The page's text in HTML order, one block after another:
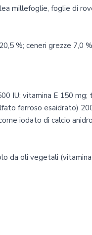
millefoglie, foglie di
%; ceneri grezze 7,0
IU; vitamina E 150
ferroso esaidrato)
iodato di calcio
da oli vegetali